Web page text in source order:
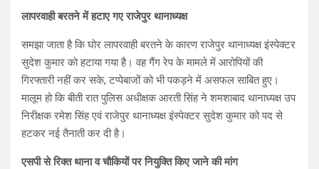
लापरवाही बरतने में हटाए गए राजेपुर थानाध्यक्ष
समझा जाता है कि घोर लापरवाही बरतने के कारण राजेपुर थानाध्यक्ष इंस्पेक्टर
सुदेश कुमार को हटाया गया है। वह गैंग रेप के मामले में आरोपियों की
गिरफ्तारी नहीं कर सके, टप्पेबाजों को भी पकड़ने में असफल साबित हुए।
मालूम हो कि बीती रात पुलिस अधीक्षक आरती सिंह ने शमशाबाद थानाध्यक्ष उप
निरीक्षक रमेश सिंह एवं राजेपुर थानाध्यक्ष इंस्पेक्टर सुदेश कुमार को पद से
हटकर नई तैनाती कर दी है।
एसपी से रिक्त थाना व चौकियों पर नियुक्ति किए जाने की मांग